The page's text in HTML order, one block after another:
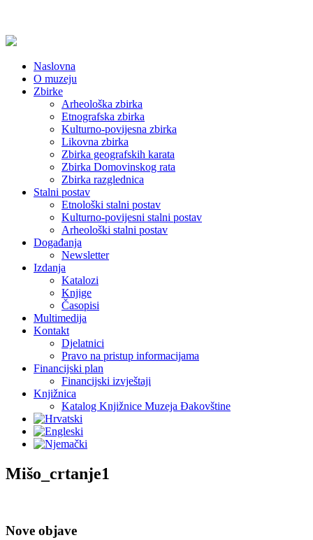
Naslovna
O muzeju
Zbirke
Arheološka zbirka
Etnografska zbirka
Kulturno-povijesna zbirka
Likovna zbirka
Zbirka geografskih karata
Zbirka Domovinskog rata
Zbirka razglednica
Stalni postav
Etnološki stalni postav
Kulturno-povijesni stalni postav
Arheološki stalni postav
Događanja
Newsletter
Izdanja
Katalozi
Knjige
Časopisi
Multimedija
Kontakt
Djelatnici
Pravo na pristup informacijama
Financijski plan
Financijski izvještaji
Knjižnica
Katalog Knjižnice Muzeja Đakovštine
Mišo_crtanje1
Nove objave